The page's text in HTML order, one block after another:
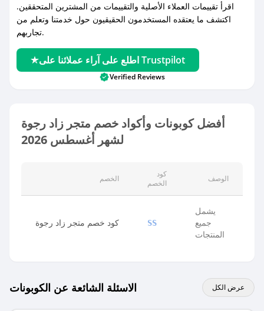
اقرأ تقييمات العملاء الأصلية والتقييمات من المشترين المتحققين.
اكتشف ما يعتقده المستخدمون الحقيقيون حول خدمتنا وتعلم من
تجاربهم.
اطلع على آراء عملائنا على Trustpilot
Verified Reviews
أفضل كوبونات وأكواد خصم متجر زاد رجوة
لشهر أغسطس 2026
الخصم
كود
الخصم
الوصف
كود خصم متجر زاد رجوة SS
يشمل
جميع
المنتجات
الاسئلة الشائعة عن الكوبونات عرض الكل